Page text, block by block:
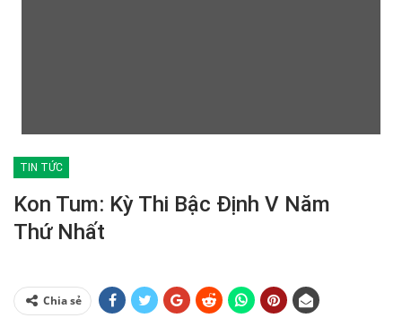
TIN TỨC
Kon Tum: Kỳ Thi Bậc Định V Năm
Thứ Nhất
Chia sẻ